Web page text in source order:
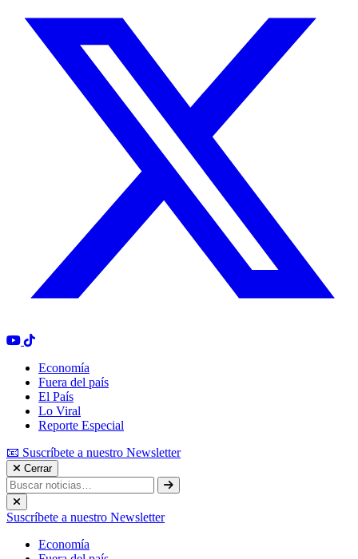
Economía
Fuera del país
El País
Lo Viral
Reporte Especial
📧 Suscríbete a nuestro Newsletter
Cerrar
Suscríbete a nuestro Newsletter
Economía